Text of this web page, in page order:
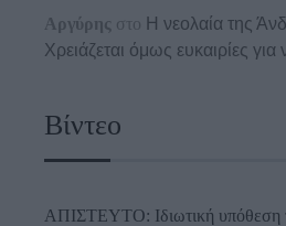
Αργύρης στο Η νεολαία της
Χρειάζεται όμως ευκαιρίες για
Βίντεο
ΑΠΙΣΤΕΥΤΟ: Ιδιωτική υπόθεση